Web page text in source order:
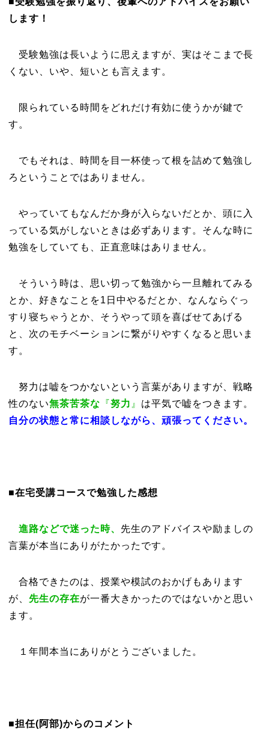
します！
受験勉強は長いように思えますが、実はそこまで長
くない、いや、短いとも言えます。
限られている時間をどれだけ有効に使うかが鍵で
す。
でもそれは、時間を目一杯使って根を詰めて勉強し
ろということではありません。
やっていてもなんだか身が入らないだとか、頭に入
っている気がしないときは必ずあります。そんな時に
勉強をしていても、正直意味はありません。
そういう時は、思い切って勉強から一旦離れてみる
とか、好きなことを1日中やるだとか、なんならぐっ
すり寝ちゃうとか、そうやって頭を喜ばせてあげる
と、次のモチベーションに繋がりやすくなると思いま
す。
努力は嘘をつかないという言葉がありますが、戦略
性のない無茶苦茶な 『努力 』 は平気で嘘をつきます。
自分の状態と常に相談しながら、頑張ってください。
■在宅受講コースで勉強した感想
進路などで迷った時、 先生のアドバイスや励ましの
言葉が本当にありがたかったです。
合格できたのは、授業や模試のおかげもあります
が、 先生の存在が一番大きかったのではないかと思い
ます。
１年間本当にありがとうございました。
■担任(阿部)からのコメント